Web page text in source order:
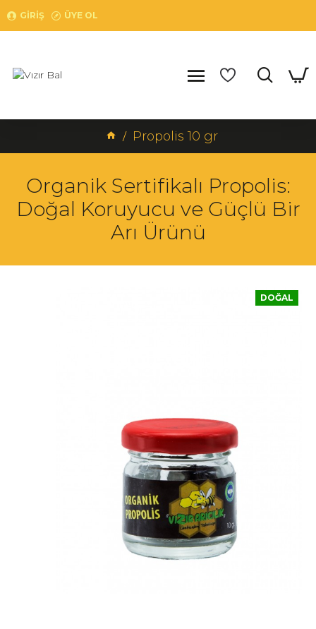
GIRIŞ ÜYE OL
Propolis 10 gr
Organik Sertifikalı Propolis:
Doğal Koruyucu ve Güçlü Bir
Arı Ürünü
DOĞAL